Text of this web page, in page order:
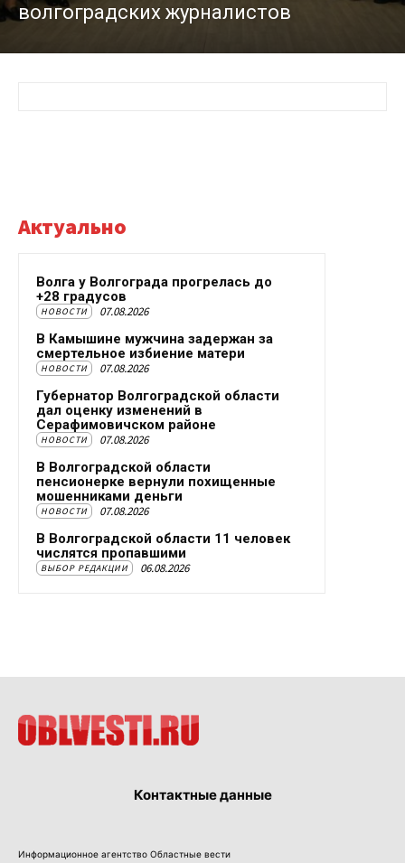
волгоградских журналистов
Актуально
Волга у Волгограда прогрелась до
+28 градусов
НОВОСТИ 07.08.2026
В Камышине мужчина задержан за
смертельное избиение матери
НОВОСТИ 07.08.2026
Губернатор Волгоградской области
дал оценку изменений в
Серафимовичском районе
НОВОСТИ 07.08.2026
В Волгоградской области
пенсионерке вернули похищенные
мошенниками деньги
НОВОСТИ 07.08.2026
В Волгоградской области 11 человек
числятся пропавшими
ВЫБОР РЕДАКЦИИ 06.08.2026
Контактные данные
Информационное агентство Областные вести